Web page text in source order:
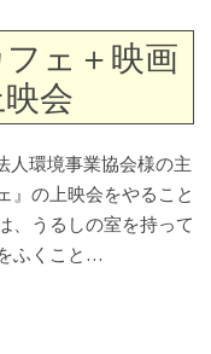
ェ＋映画
会
人環境事業協会様の主
』の上映会をやること
、うるしの室を持って
ふくこと…